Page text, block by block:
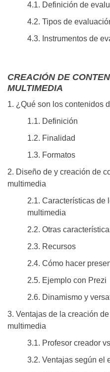
4.1. Definición de
4.2. Tipos de
4.3. Instrumentos de
CREACIÓN DE
MULTIMEDIA
1. ¿Qué son los contenidos
1.1. Definición
1.2. Finalidad
1.3. Formatos
2. Diseño de y creación de
multimedia
2.1. Características de
multimedia
2.2. Otras
2.3. Recursos
2.4. Cómo hacer
2.5. Ejemplo con Prezi
2.6. Dinamismo y
3. Ventajas de la creación
multimedia
3.1. Profesor creador
3.2. Ventajas según el